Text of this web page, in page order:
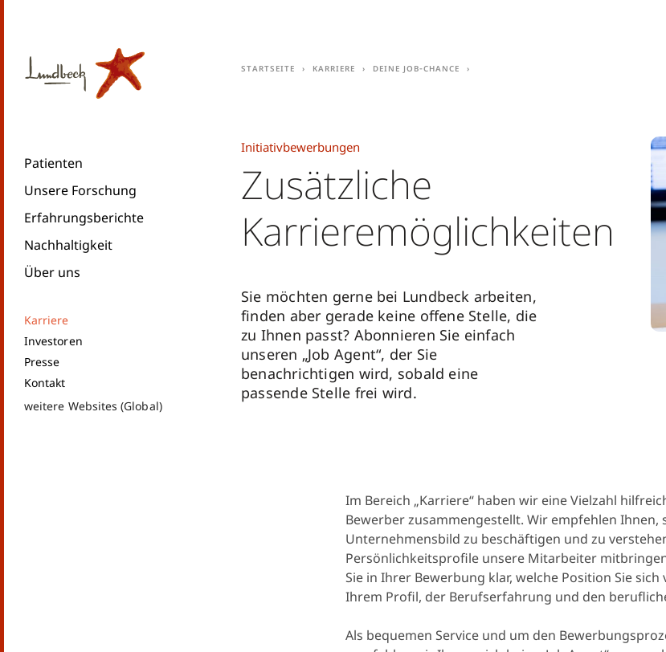
Patienten
Unsere Forschung
Erfahrungsberichte
Nachhaltigkeit
Über uns
Karriere
Investoren
Presse
Kontakt
weitere Websites (Global)
Startseite Karriere Deine Job-Chance
Initiativbewerbungen
Zusätzliche
Karrieremöglichkeiten
Sie möchten gerne bei Lundbeck arbeiten,
finden aber gerade keine offene Stelle, die
zu Ihnen passt? Abonnieren Sie einfach
unseren „Job Agent“, der Sie
benachrichtigen wird, sobald eine
passende Stelle frei wird.
Im Bereich „Karriere“ haben wir eine Vielzahl
Bewerber zusammengestellt. Wir empfehlen Ihnen,
Unternehmensbild zu beschäftigen und zu
Persönlichkeitsprofile unsere Mitarbeiter
Sie in Ihrer Bewerbung klar, welche Position Sie
Ihrem Profil, der Berufserfahrung und den
Als bequemen Service und um den